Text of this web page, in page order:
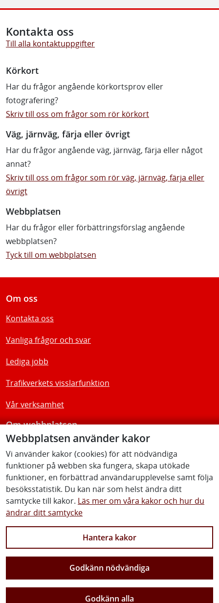
Webbplatsen använder kakor
Vi använder kakor (cookies) för att nödvändiga
funktioner på webben ska fungera, skapa utökade
funktioner, en förbättrad användarupplevelse samt följa
besöksstatistik. Du kan när som helst ändra ditt
samtycke till kakor. Läs mer om våra kakor och hur du
ändrar ditt samtycke
Hantera kakor
Godkänn nödvändiga
Godkänn alla
Kontakta oss
Till alla kontaktuppgifter
Körkort
Har du frågor angående körkortsprov eller
fotografering?
Skriv till oss om frågor som rör körkort
Väg, järnväg, färja eller övrigt
Har du frågor angående väg, järnväg, färja eller något
annat?
Skriv till oss om frågor som rör väg, järnväg, färja eller
övrigt
Webbplatsen
Har du frågor eller förbättringsförslag angående
webbplatsen?
Tyck till om webbplatsen
Vi gör Sverige närmare
Om oss
Kontakta oss
Vanliga frågor och svar
Lediga jobb
Trafikverkets visslarfunktion
Vår verksamhet
Om webbplatsen
Tillgänglighetsredogörelse
Följ oss
Facebook Youtube